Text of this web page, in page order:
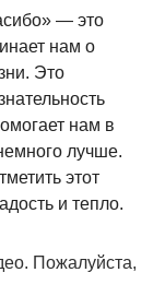
— это
нам о
Это
нам в
лучше.
этот
и тепло.
Пожалуйста,